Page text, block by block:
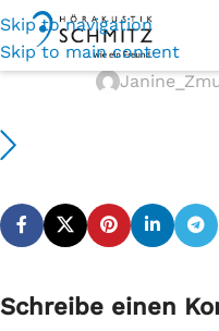
Skip to navigation
Skip to main content
Schreibe einen